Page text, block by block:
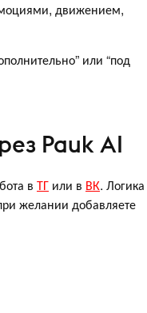
движением,
или “под
Pauk AI
в ТГ или в ВК. Логика
желании добавляете